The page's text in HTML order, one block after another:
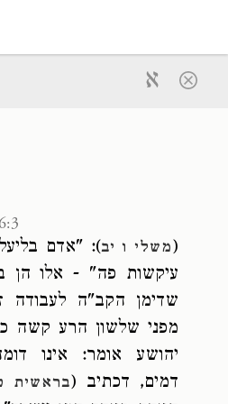
(משלי ו יב): "אדם
עיקשות פה" - אלו הן
שדימן הקב"ה לעבודה
מפני שלשון הרע קשה
יהושע אומר: אינו
דמים, דכתיב (בראשית